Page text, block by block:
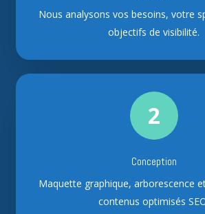
Nous analysons vos besoins, votre
objectifs de visibilité.
2
Conception
Maquette graphique, arborescence
contenus optimisés